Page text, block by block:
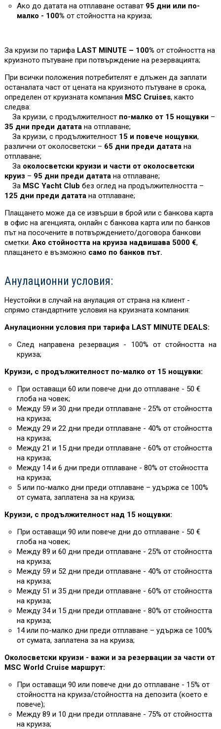
Ако до датата на отплаване остават 95 дни или по-
малко - 100% от стойността на круиза;
За круизи по тарифа LAST MINUTE – 100% от стойността на
круизното пътуване при потвърждение на резервацията;
При всички положения потребителят е длъжен да заплати
останалата част от цената на круизното пътуване в срока,
определен от круизната компания MSC Cruises, както
следва:
За круизи, с продължителност по-малко от 15 нощувки –
35 дни преди датата на отплаване;
За круизи, с продължителност15 и повече нощувки,
различни от околосветски – 65 дни преди датата на
отплаване;
За околосветски круизи и части от околосветски
круиз – 95 дни преди датата на отплаване;
За MSC Yacht Club без оглед на продължителността –
125 дни преди датата на отплаване;
Плащането може да се извърши в брой или с банкова карта
в офис на агенцията, онлайн с банкова карта или по банков
път на посочените в потвърждението/договора банкови
сметки. Ако стойността на круиза надвишава 5000 €,
плащането е възможно само по банков път.
Анулационни условия:
Неустойки в случай на анулация от страна на клиент -
спрямо стандартните условия на круизната компания:
Анулационни условия при тарифа LAST MINUTE DEALS:
След направена резервация - 100% от стойността на
круиза;
Круизи, с продължителност по-малко от 15 нощувки:
При оставащи 60 или повече дни до отплаване - 50 €
глоба на човек;
Между 59 и 30 дни преди отплаване - 25% от стойността
на круиза;
Между 29 и 22 дни преди отплаване - 40% от стойността
на круиза;
Между 21 и 15 дни преди отплаване - 60% от стойността
на круиза;
Между 14 и 6 дни преди отплаване - 80% от стойността
на круиза;
5 или по-малко дни преди отплаване – удържа се 100%
от сумата, заплатена за на круиза;
Круизи, с продължителност над 15 нощувки:
При оставащи 90 или повече дни до отплаване - 50 €
глоба на човек;
Между 89 и 60 дни преди отплаване - 25% от стойността
на круиза;
Между 59 и 52 дни преди отплаване - 40% от стойността
на круиза;
Между 51 и 35 дни преди отплаване - 60% от стойността
на круиза;
Между 34 и 15 дни преди отплаване - 80% от стойността
на круиза;
14 или по-малко дни преди отплаване – удържа се 100%
от сумата, заплатена за на круиза;
Околосветски круизи - важи и за резервации за части от
MSC World Cruise маршрут:
При оставащи 90 или повече дни до отплаване - 15% от
стойността на круиза/стойността на депозита (което е
повече);
Между 89 и 10 дни преди отплаване - 75% от стойността
на круиза;